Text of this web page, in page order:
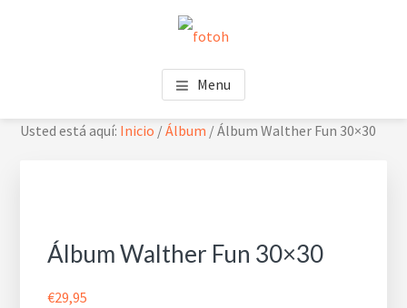
Menu
Usted está aquí: Inicio /Álbum /Álbum Walther Fun 30×30
Álbum Walther Fun 30×30
€29,95